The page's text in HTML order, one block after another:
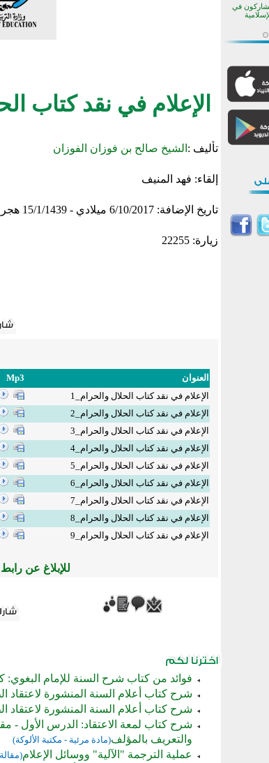
الإعلام في نقد كتاب
تأليف : الشيخ صالح بن فوزان الفوزان
إلقاء: فهد المنيف
تاريخ الإضافة:6/10/2017 ميلادي - 15/1/1439 هجري
زيارة: 22255
العنوان Mp3
الإعلام في نقد كتاب الحلال والحرام_1
الإعلام في نقد كتاب الحلال والحرام_2
الإعلام في نقد كتاب الحلال والحرام_3
الإعلام في نقد كتاب الحلال والحرام_4
الإعلام في نقد كتاب الحلال والحرام_5
الإعلام في نقد كتاب الحلال والحرام_6
الإعلام في نقد كتاب الحلال والحرام_7
الإعلام في نقد كتاب الحلال والحرام_8
الإعلام في نقد كتاب الحلال والحرام_9
للإبلاغ عن
فوائد من كتاب شرح السنة للإمام البغوي:
شرح كتاب أعلام السنة المنشورة لاعتقاد
شرح كتاب أعلام السنة المنشورة لاعتقاد
شرح كتاب لمعة الاعتقاد: الدرس الأول -
والتعريف بالمؤلف(مادة مرئية - مكتبة الألوكة)
عملية الترجمة "الآلية" ووسائل الإعلام
بميلاد
مميزة
في ريف
البرامج
بينزا
العام
لمسابقة حفظ
في أزناكاييف
تعليميا لتعزيز
للشباب